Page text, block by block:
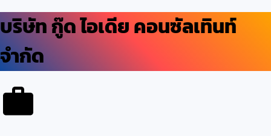
บริษัท กู๊ด ไอเดีย คอนซัลเทินท์
จำกัด